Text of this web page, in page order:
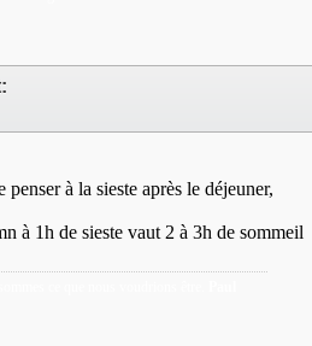
à la sieste après le déjeuner,
à 1h de sieste vaut 2 à 3h de sommeil